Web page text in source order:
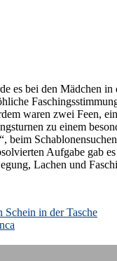
es bei den Mädchen
waren zwei Feen,
zu einem
beim
Aufgabe gab
Lachen und
in der Tasche